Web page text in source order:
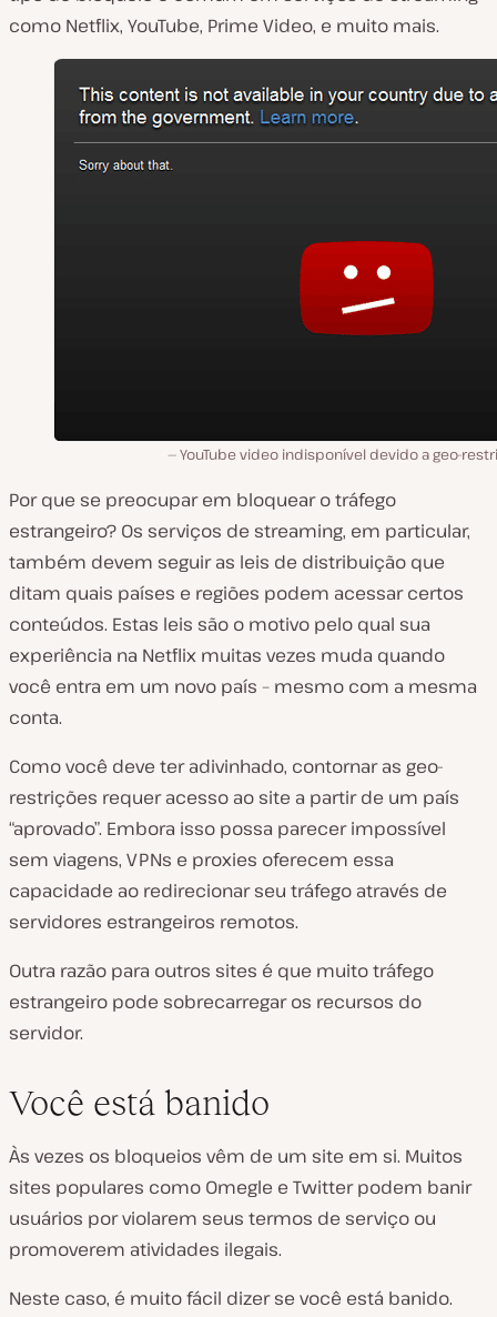
como Netflix, YouTube, Prime Video, e muito mais.
YouTube video indisponível devido a geo-
Por que se preocupar em bloquear o tráfego
estrangeiro? Os serviços de streaming, em particular,
também devem seguir as leis de distribuição que
ditam quais países e regiões podem acessar certos
conteúdos. Estas leis são o motivo pelo qual sua
experiência na Netflix muitas vezes muda quando
você entra em um novo país – mesmo com a mesma
conta.
Como você deve ter adivinhado, contornar as geo-
restrições requer acesso ao site a partir de um país
“aprovado”. Embora isso possa parecer impossível
sem viagens, VPNs e proxies oferecem essa
capacidade ao redirecionar seu tráfego através de
servidores estrangeiros remotos.
Outra razão para outros sites é que muito tráfego
estrangeiro pode sobrecarregar os recursos do
servidor.
Você está banido
Às vezes os bloqueios vêm de um site em si. Muitos
sites populares como Omegle e Twitter podem banir
usuários por violarem seus termos de serviço ou
promoverem atividades ilegais.
Neste caso, é muito fácil dizer se você está banido.